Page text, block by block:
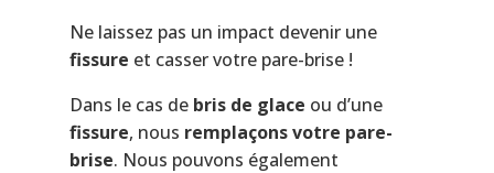
Ne laissez pas un impact devenir une
fissure et casser votre pare-brise !
Dans le cas de bris de glace ou d’une
fissure, nous remplaçons votre pare-
brise. Nous pouvons également